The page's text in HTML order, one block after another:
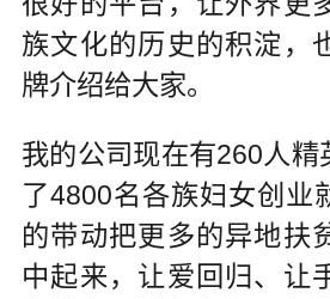
族文化的历史的积淀，
牌介绍给大家。
我的公司现在有260人精
了4800名各族妇女创业
的带动把更多的异地扶
中起来，让爱回归、让